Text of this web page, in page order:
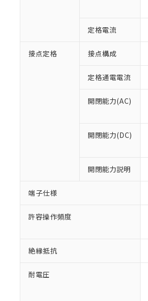
定格電流
接点定格 接点構成
定格通電電流
開閉能力(AC)
開閉能力(DC)
開閉能力説明
端子仕様
許容操作頻度
絶縁抵抗
耐電圧